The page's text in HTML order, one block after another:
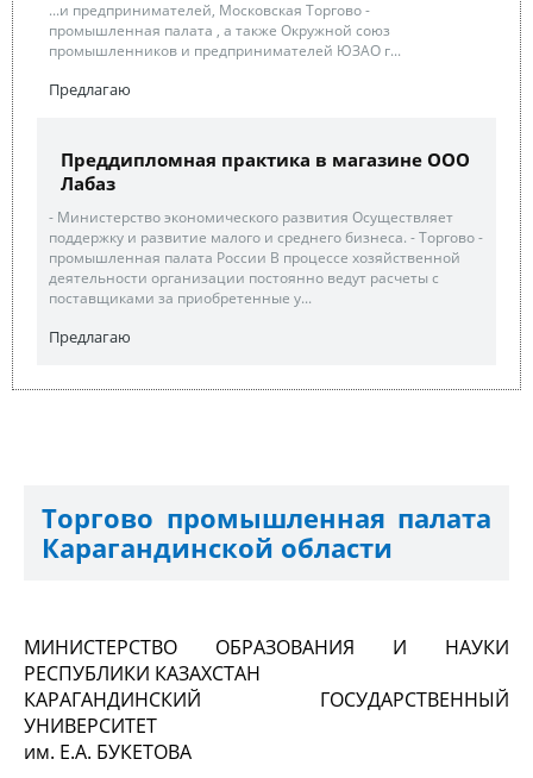
...и предпринимателей, Московская Торгово -
промышленная палата , а также Окружной союз
промышленников и предпринимателей ЮЗАО г...
Предлагаю
Преддипломная практика в магазине ООО
Лабаз
- Министерство экономического развития Осуществляет
поддержку и развитие малого и среднего бизнеса. - Торгово -
промышленная палата России В процессе хозяйственной
деятельности организации постоянно ведут расчеты с
поставщиками за приобретенные у...
Предлагаю
Торгово промышленная палата
Карагандинской области
МИНИСТЕРСТВО ОБРАЗОВАНИЯ И НАУКИ
РЕСПУБЛИКИ КАЗАХСТАН
КАРАГАНДИНСКИЙ ГОСУДАРСТВЕННЫЙ
УНИВЕРСИТЕТ
им. Е.А. БУКЕТОВА